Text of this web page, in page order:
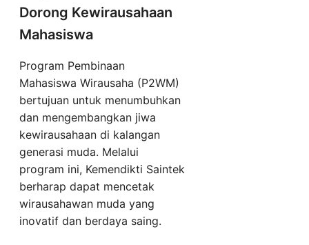
Dorong Kewirausahaan
Mahasiswa
Program Pembinaan
Mahasiswa Wirausaha (P2WM)
bertujuan untuk menumbuhkan
dan mengembangkan jiwa
kewirausahaan di kalangan
generasi muda. Melalui
program ini, Kemendikti Saintek
berharap dapat mencetak
wirausahawan muda yang
inovatif dan berdaya saing.